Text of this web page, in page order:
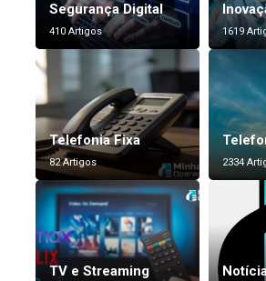
Segurança Digital
410 Artigos 1619
Telefonia Fixa
82 Artigos 2334
TV e Streaming